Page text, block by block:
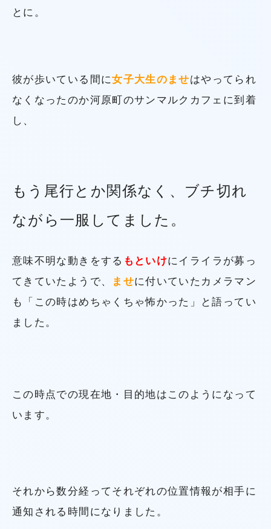
とに。
彼が歩いている間に女子大生のませはやってられ
なくなったのか河原町のサンマルクカフェに到着
し、
もう尾行とか関係なく、ブチ切れ
ながら一服してました。
意味不明な動きをする もといけにイライラが募っ
てきていたようで、
ませに付いていたカメラマン
も「この時はめちゃくちゃ怖かった」と語ってい
ました。
この時点での現在地・目的地はこのようになって
います。
それから数分経ってそれぞれの位置情報が相手に
通知される時間になりました。